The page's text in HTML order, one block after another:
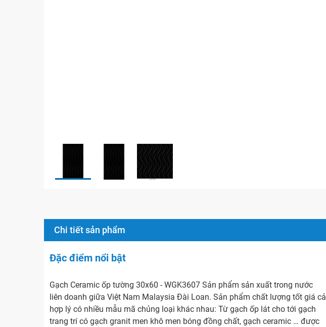
Chi tiết sản phẩm
Đặc điểm nổi bật
Gạch Ceramic ốp tường 30x60 - WGK3607 Sản phẩm sản xuất trong nước
liên doanh giữa Việt Nam Malaysia Đài Loan. Sản phẩm chất lượng tốt giá cả
hợp lý có nhiều mẫu mã chủng loại khác nhau: Từ gạch ốp lát cho tới gạch
trang trí có gạch granit men khô men bóng đồng chất, gạch ceramic … được